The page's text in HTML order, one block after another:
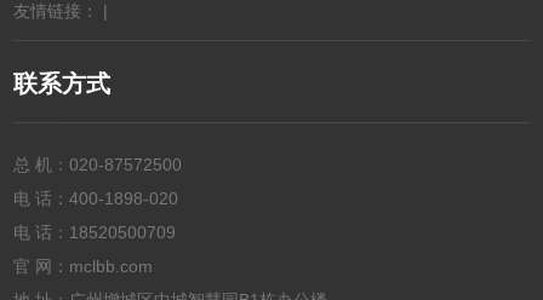
友情链接： |
联系方式
总 机：020-87572500
电 话：400-1898-020
电 话： 18520500709
官 网：mclbb.com